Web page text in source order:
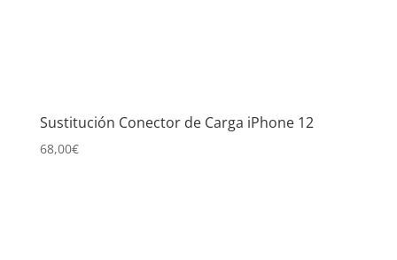
Sustitución Conector de Carga iPhone 12
68,00€